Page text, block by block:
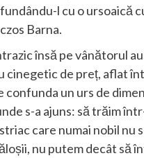
l cu o ursoaică
Barna.
însă pe vânătorul
cinegetic de preț, aflat
un urs de
s-a ajuns: să trăim
care numai nobil nu
nu putem decât să